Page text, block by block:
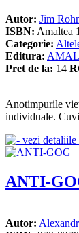
Autor: Jim
ISBN: Amaltea
Categorie:
Editura:
Pret de la: 14
Anotimpurile
individuale.
ANTI-
Autor: